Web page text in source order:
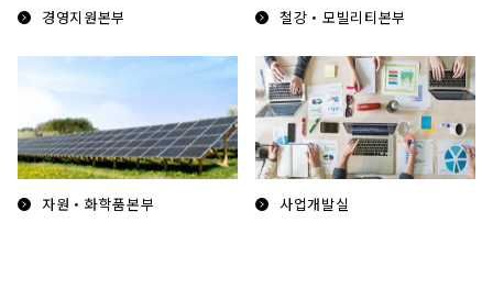
경영지원본부 철강・모빌리티본부
자원・화학품본부 사업개발실